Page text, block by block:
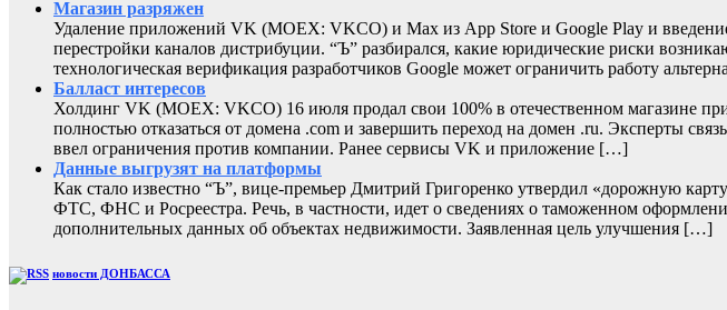
Магазин разряжен
Удаление приложений VK (MOEX: VKCO) и Max из App Store и Google Play и
перестройки каналов дистрибуции. “Ъ” разбирался, какие юридические риски
технологическая верификация разработчиков Google может ограничить работу
Балласт интересов
Холдинг VK (MOEX: VKCO) 16 июля продал свои 100% в отечественном магазине
полностью отказаться от домена .com и завершить переход на домен .ru. Эксперты
ввел ограничения против компании. Ранее сервисы VK и приложение […]
Данные выгрузят на платформы
Как стало известно “Ъ”, вице-премьер Дмитрий Григоренко утвердил «дорожную
ФТС, ФНС и Росреестра. Речь, в частности, идет о сведениях о таможенном
дополнительных данных об объектах недвижимости. Заявленная цель улучшения […]
новости ДОНБАССА